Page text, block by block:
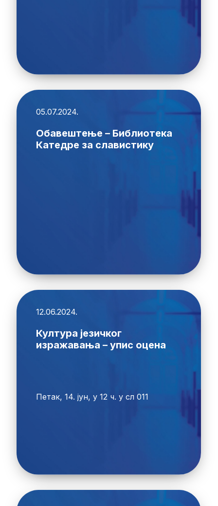
05.07.2024.
Обавештење – Библиотека
Катедре за славистику
12.06.2024.
Култура језичког
изражавања – упис оцена
Петак, 14. јун, у 12 ч. у сл 011